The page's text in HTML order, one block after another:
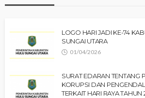
LOGO HARI JADI KE-74
SUNGAI UTARA
01/04/2026
SURAT EDARAN TENTANG
KORUPSI DAN
TERKAIT HARI RAYA TAHUN